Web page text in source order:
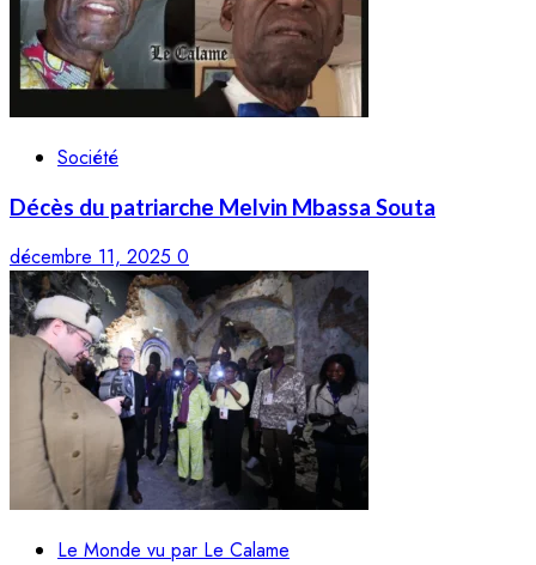
Société
Décès du patriarche Melvin Mbassa Souta
décembre 11, 2025 0
Le Monde vu par Le Calame